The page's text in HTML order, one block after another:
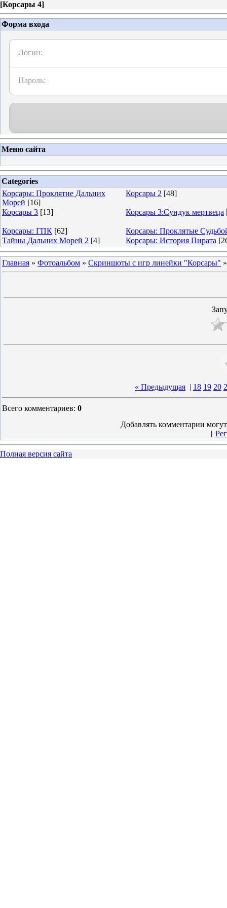
[Корсары 4]
Форма входа
Логин:
Пароль:
Меню сайта
Categories
Корсары: Проклятие Дальних
Морей [16]
Корсары 2 [48]
Корсары 3 [13] Корсары 3:Сундук мертвеца
Корсары: ГПК [62]
Корсары: Проклятые
Тайны Дальних Морей 2 [4] Корсары: История Пирата
Главная » Фотоальбом » Скриншоты с игр линейки "Корсары"
« Предыдущая | 18 19 20
Всего комментариев: 0
Добавлять комментарии
[
Полная версия сайта